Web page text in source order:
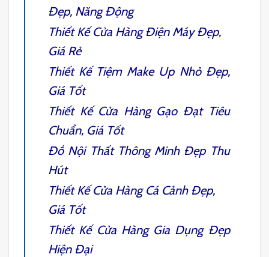
Đẹp, Năng Động
Thiết Kế Cửa Hàng Điện MáyĐẹp,
Giá Rẻ
Thiết Kế Tiệm Make Up NhỏĐẹp,
Giá Tốt
Thiết Kế Cửa Hàng GạoĐạt Tiêu
Chuẩn, Giá Tốt
Đồ Nội Thất Thông MinhĐẹp Thu
Hút
Thiết Kế Cửa Hàng Cá CảnhĐẹp,
Giá Tốt
Thiết Kế Cửa Hàng Gia DụngĐẹp
Hiện Đại